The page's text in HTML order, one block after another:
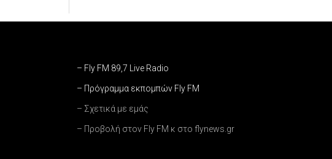
– Fly FM 89,7 Live Radio
– Πρόγραμμα εκπομπών Fly FM
– Σχετικά με εμάς
– Προβολή στον Fly FM κ στο flynews.gr